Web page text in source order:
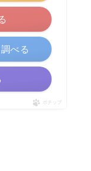
べる
ポチップ